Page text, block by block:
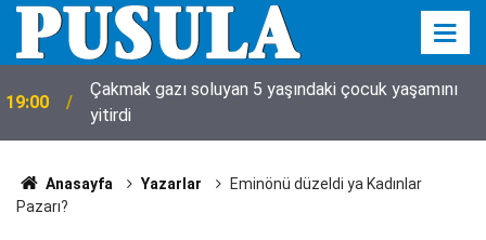
19:00
Çakmak gazı soluyan 5 yaşındaki çocuk yaşamını
yitirdi
Anasayfa Yazarlar
Eminönü düzeldi ya Kadınlar
Pazarı?